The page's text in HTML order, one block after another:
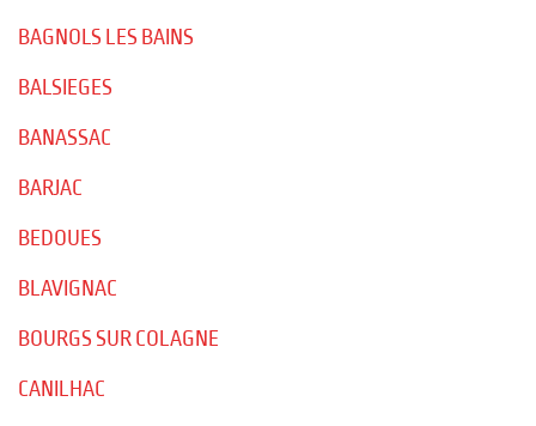
BAGNOLS LES BAINS
BALSIEGES
BANASSAC
BARJAC
BEDOUES
BLAVIGNAC
BOURGS SUR COLAGNE
CANILHAC